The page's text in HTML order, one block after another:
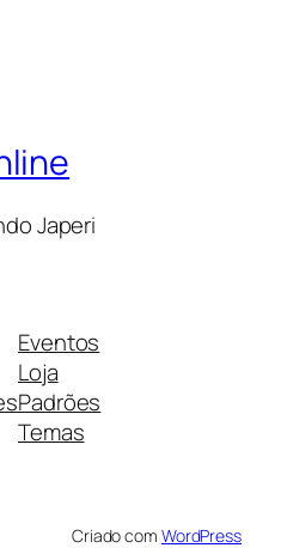
Japeri
Eventos
Loja
Padrões
Temas
Criado com WordPress